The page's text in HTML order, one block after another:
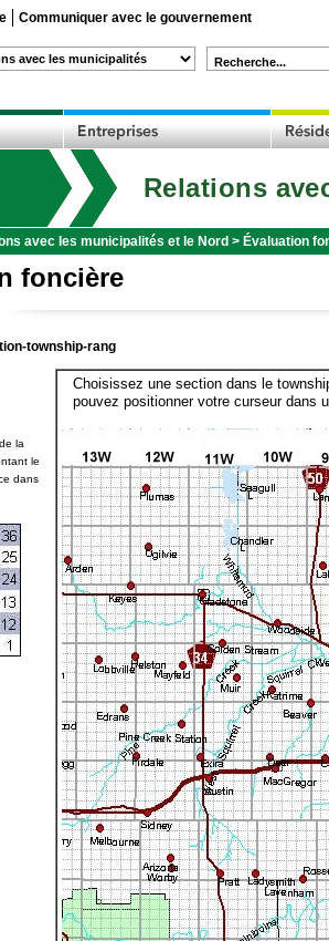
Communiquer avec le gouvernement
Recherche...
Relations
avec les municipalités et le Nord > Évaluation
foncière
township-rang
la
le
dans
Choisissez une section dans le
pouvez positionner votre curseur dans